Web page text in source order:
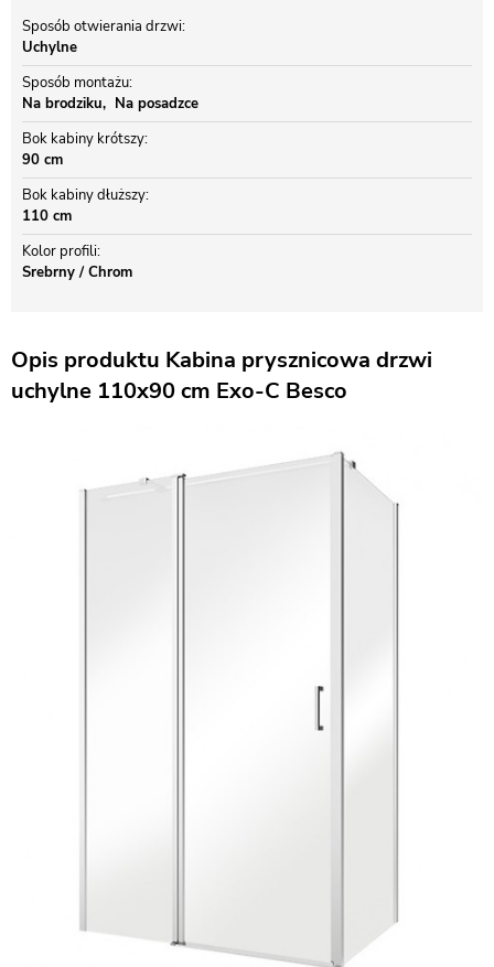
Sposób otwierania drzwi
Uchylne
Sposób montażu
Na brodziku
Na posadzce
Bok kabiny krótszy
90 cm
Bok kabiny dłuższy
110 cm
Kolor profili
Srebrny / Chrom
Opis produktu Kabina prysznicowa drzwi
uchylne 110x90 cm Exo-C Besco